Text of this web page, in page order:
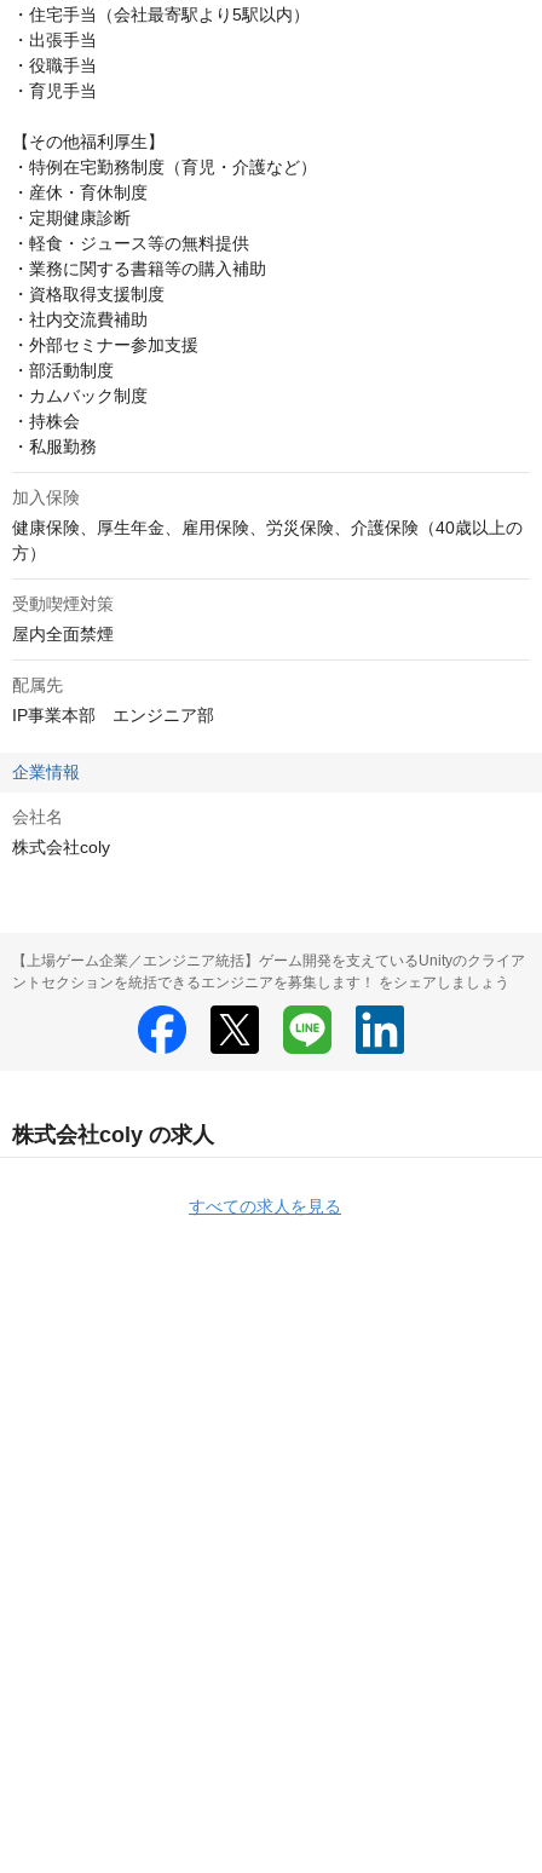
・住宅手当（会社最寄駅より5駅以内）
・出張手当
・役職手当
・育児手当
【その他福利厚生】
・特例在宅勤務制度（育児・介護など）
・産休・育休制度
・定期健康診断
・軽食・ジュース等の無料提供
・業務に関する書籍等の購入補助
・資格取得支援制度
・社内交流費補助
・外部セミナー参加支援
・部活動制度
・カムバック制度
・持株会
・私服勤務
加入保険
健康保険、厚生年金、雇用保険、労災保険、介護保険（40歳以上の
方）
受動喫煙対策
屋内全面禁煙
配属先
IP事業本部　エンジニア部
企業情報
会社名
株式会社coly
【上場ゲーム企業／エンジニア統括】ゲーム開発を支えているUnityのクライア
ントセクションを統括できるエンジニアを募集します！ をシェアしましょう
株式会社coly の求人
すべての求人を見る